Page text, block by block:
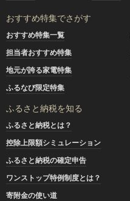
おすすめ特集でさがす
おすすめ特集一覧
担当者おすすめ特集
地元が誇る家電特集
ふるなび限定特集
ふるさと納税を知る
ふるさと納税とは？
控除上限額シミュレーション
ふるさと納税の確定申告
ワンストップ特例制度とは？
寄附金の使い道